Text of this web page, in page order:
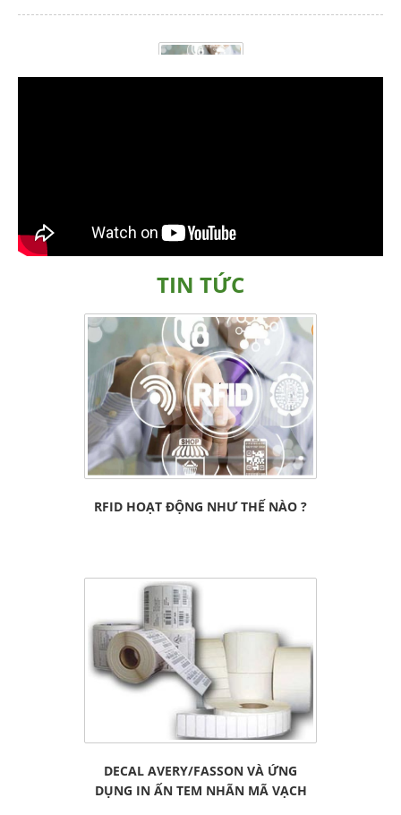
Mercedes ứng dụng mã vạch QR
Quảng Ngãi chống tỏi Lý Sơn giả bằng mã vạch
Chi tiết »
Chi tiết »
TIN TỨC
RFID HOẠT ĐỘNG NHƯ THẾ NÀO ?
DECAL AVERY/FASSON VÀ ỨNG
DỤNG IN ẤN TEM NHÃN MÃ VẠCH